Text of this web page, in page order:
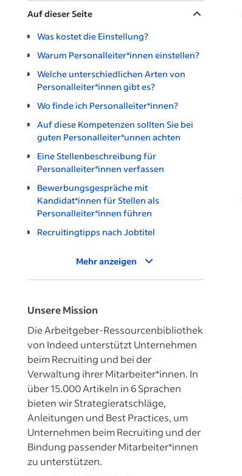
Auf dieser Seite
Was kostet die Einstellung?
Warum Personalleiter*innen einstellen?
Welche unterschiedlichen Arten von
Personalleiter*innen gibt es?
Wo finde ich Personalleiter*innen?
Auf diese Kompetenzen sollten Sie bei
guten Personalleiter*unnen achten
Eine Stellenbeschreibung für
Personalleiter*innen verfassen
Bewerbungsgespräche mit
Kandidat*innen für Stellen als
Personalleiter*innen führen
Recruitingtipps nach Jobtitel
Mehr anzeigen
Unsere Mission
Die Arbeitgeber-Ressourcenbibliothek
von Indeed unterstützt Unternehmen
beim Recruiting und bei der
Verwaltung ihrer Mitarbeiter*innen. In
über 15.000 Artikeln in 6 Sprachen
bieten wir Strategieratschläge,
Anleitungen und Best Practices, um
Unternehmen beim Recruiting und der
Bindung passender Mitarbeiter*innen
zu unterstützen.